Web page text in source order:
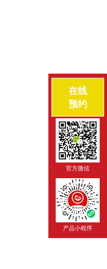
在线
预约
官方微信
产品小程序